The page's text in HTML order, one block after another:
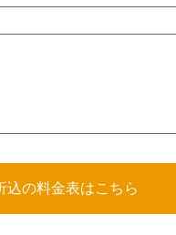
込の料金表はこちら